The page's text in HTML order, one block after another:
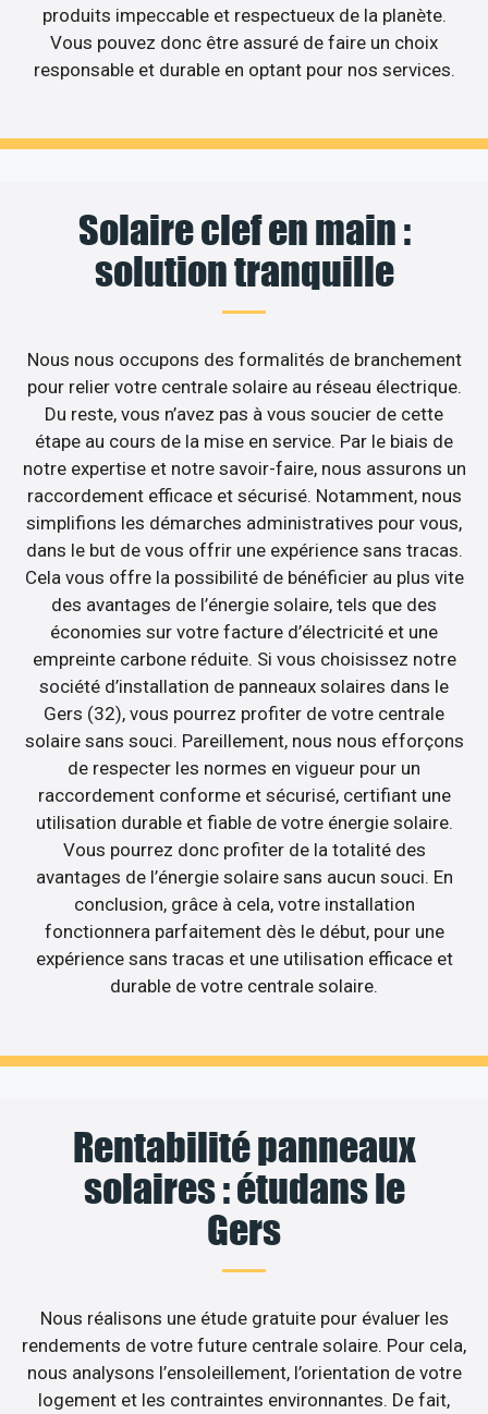
produits impeccable et respectueux de la planète.
Vous pouvez donc être assuré de faire un choix
responsable et durable en optant pour nos services.
Solaire clef en main :
solution tranquille
Nous nous occupons des formalités de branchement
pour relier votre centrale solaire au réseau électrique.
Du reste, vous n’avez pas à vous soucier de cette
étape au cours de la mise en service. Par le biais de
notre expertise et notre savoir-faire, nous assurons un
raccordement efficace et sécurisé. Notamment, nous
simplifions les démarches administratives pour vous,
dans le but de vous offrir une expérience sans tracas.
Cela vous offre la possibilité de bénéficier au plus vite
des avantages de l’énergie solaire, tels que des
économies sur votre facture d’électricité et une
empreinte carbone réduite. Si vous choisissez notre
société d’installation de panneaux solaires dans le
Gers (32), vous pourrez profiter de votre centrale
solaire sans souci. Pareillement, nous nous efforçons
de respecter les normes en vigueur pour un
raccordement conforme et sécurisé, certifiant une
utilisation durable et fiable de votre énergie solaire.
Vous pourrez donc profiter de la totalité des
avantages de l’énergie solaire sans aucun souci. En
conclusion, grâce à cela, votre installation
fonctionnera parfaitement dès le début, pour une
expérience sans tracas et une utilisation efficace et
durable de votre centrale solaire.
Rentabilité panneaux
solaires : étudans le
Gers
Nous réalisons une étude gratuite pour évaluer les
rendements de votre future centrale solaire. Pour cela,
nous analysons l’ensoleillement, l’orientation de votre
logement et les contraintes environnantes. De fait,